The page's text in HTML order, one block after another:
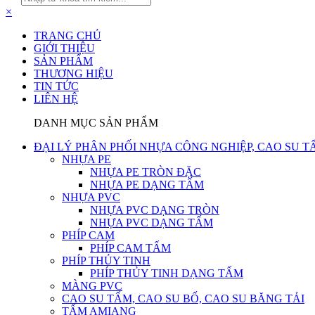
×
TRANG CHỦ
GIỚI THIỆU
SẢN PHẨM
THƯƠNG HIỆU
TIN TỨC
LIÊN HỆ
DANH MỤC SẢN PHẨM
ĐẠI LÝ PHÂN PHỐI NHỰA CÔNG NGHIỆP, CAO SU
NHỰA PE
NHỰA PE TRÒN ĐẶC
NHỰA PE DẠNG TẤM
NHỰA PVC
NHỰA PVC DẠNG TRÒN
NHỰA PVC DẠNG TẤM
PHÍP CAM
PHÍP CAM TẤM
PHÍP THỦY TINH
PHÍP THỦY TINH DẠNG TẤM
MÀNG PVC
CAO SU TẤM, CAO SU BỐ, CAO SU BĂNG TẢI
TẤM AMIANG